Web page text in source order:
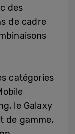
des
de cadre
catégories
le Galaxy
de gamme,